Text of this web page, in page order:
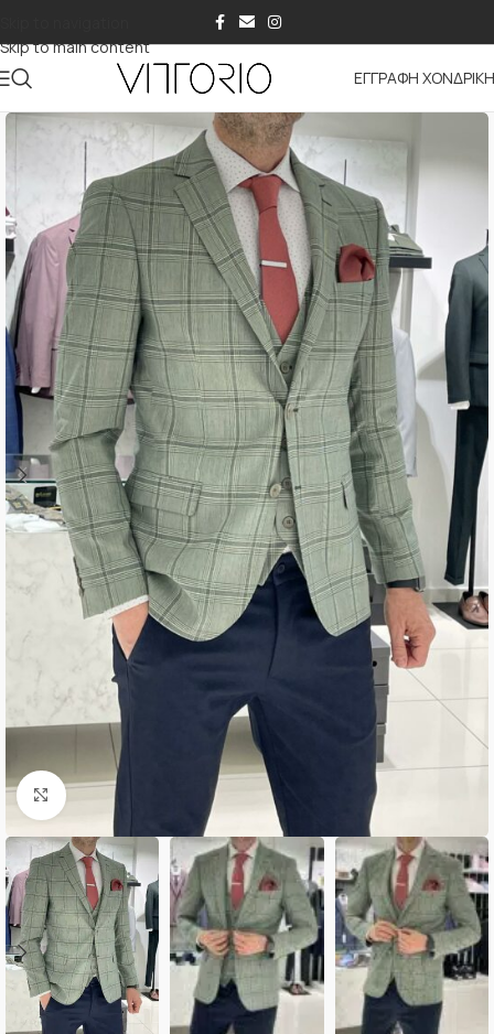
Skip to main content
ΕΓΓΡΑΦΗ
Κλικ για μεγέθυνση